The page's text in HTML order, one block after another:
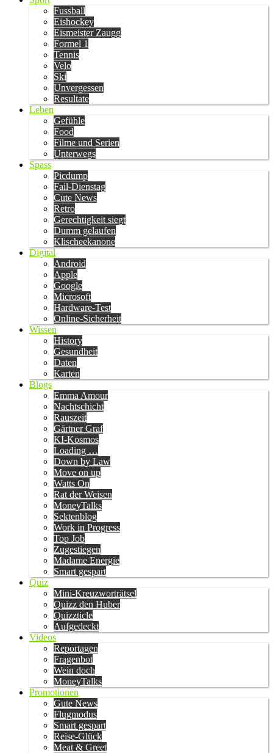
Fussball
Eishockey
Eismeister Zaugg
Formel 1
Tennis
Velo
Ski
Unvergessen
Resultate
Leben
Gefühle
Food
Filme und Serien
Unterwegs
Spass
Picdump
Fail-Dienstag
Cute News
Retro
Gerechtigkeit siegt
Dumm gelaufen
Klischeekanone
Digital
Android
Apple
Google
Microsoft
Hardware-Test
Online-Sicherheit
Wissen
History
Gesundheit
Daten
Karten
Blogs
Emma Amour
Nachtschicht
Rauszeit
Gärtner Graf
KI-Kosmos
Loading …
Down by Law
Move on up
Watts On
Rat der Weisen
MoneyTalks
Sektenblog
Work in Progress
Top Job
Zugestiegen
Madame Energie
Smart gespart
Quiz
Mini-Kreuzworträtsel
Quizz den Huber
Quizzticle
Aufgedeckt
Videos
Reportagen
Fragenbot
Wein doch
MoneyTalks
Promotionen
Gute News
Flugmodus
Smart gespart
Reise-Glück
Meat & Greet